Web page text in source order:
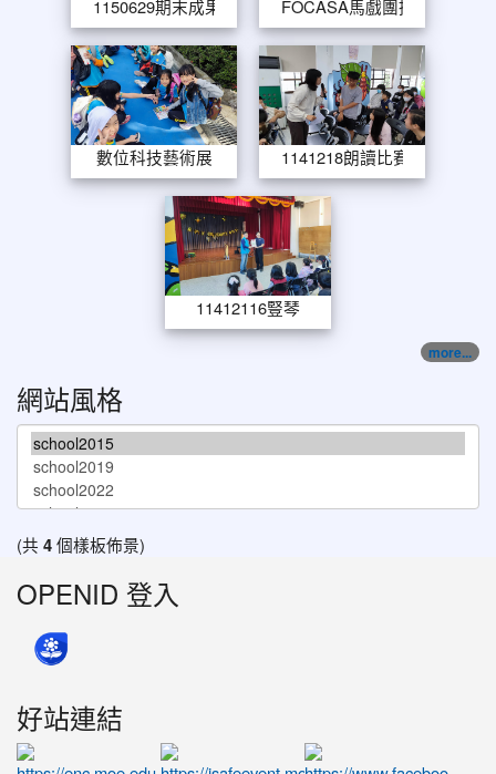
1150629期末成果發表 FOCASA馬戲團推廣
數位科技藝術展
數位科技藝術展 1141218朗讀比賽
11412116豎琴
more...
網站風格
(共 4個樣板佈景)
OPENID 登入
好站連結